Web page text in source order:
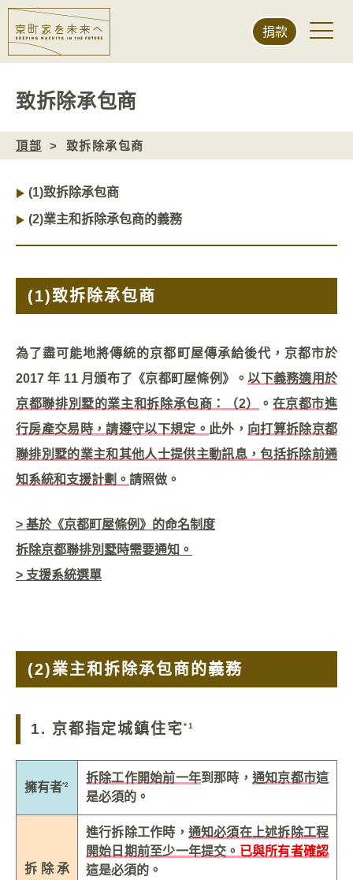
捐款
致拆除承包商
頂部 致拆除承包商
(1)致拆除承包商
(2)業主和拆除承包商的義務
(1)致拆除承包商
為了盡可能地將傳統的京都町屋傳承給後代，京都市於
2017 年 11 月頒布了《京都町屋條例》。以下義務適用於
京都聯排別墅的業主和拆除承包商：（2）
。 在京都市進
行房產交易時，請遵守以下規定。 此外， 向打算拆除京都
聯排別墅的業主和其他人士提供主動訊息，包括拆除前通
知系統和支援計劃。 請照做。
> 基於《京都町屋條例》的命名制度
拆除京都聯排別墅時需要通知。
> 支援系統選單
(2)業主和拆除承包商的義務
1. 京都指定城鎮住宅*1
擁有者*2
拆除工作開始前一年到那時， 通知京都市這
是必須的。
拆除承
進行拆除工作時， 通知必須在上述拆除工程
開始日期前至少一年提交。 已與所有者確認
這是必須的。